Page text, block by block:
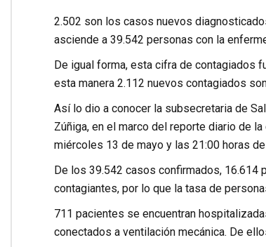
2.502 son los casos nuevos
asciende a 39.542 personas con la
De igual forma, esta cifra de contagiados
esta manera 2.112 nuevos contagiados
Así lo dio a conocer la subsecretaria de
Zúñiga, en el marco del reporte diario de
miércoles 13 de mayo y las 21:00 horas
De los 39.542 casos confirmados, 16.614
contagiantes, por lo que la tasa de
711 pacientes se encuentran
conectados a ventilación mecánica. De